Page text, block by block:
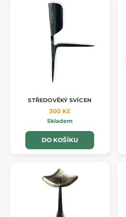
STŘEDOVĚKÝ SVÍCEN
300 Kč
Skladem
DO KOŠÍKU